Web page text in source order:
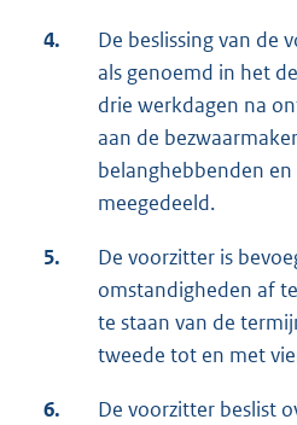
4.
De beslissing van de
als genoemd in het
drie werkdagen na
aan de
belanghebbenden
meegedeeld.
5.
De voorzitter is
omstandigheden af
te staan van de
tweede tot en met
6.
De voorzitter beslist